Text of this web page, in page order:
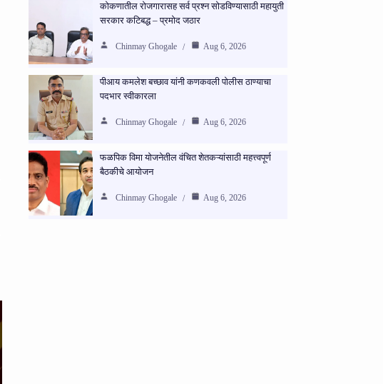
कोकणातील रोजगारासह सर्व प्रश्न सोडविण्यासाठी महायुती
सरकार कटिबद्ध – प्रमोद जठार
Chinmay Ghogale Aug 6, 2026
पीआय कमलेश बच्छाव यांनी कणकवली पोलीस ठाण्याचा
पदभार स्वीकारला
Chinmay Ghogale Aug 6, 2026
फळपिक विमा योजनेतील वंचित शेतकऱ्यांसाठी महत्त्वपूर्ण
बैठकीचे आयोजन
Chinmay Ghogale Aug 6, 2026